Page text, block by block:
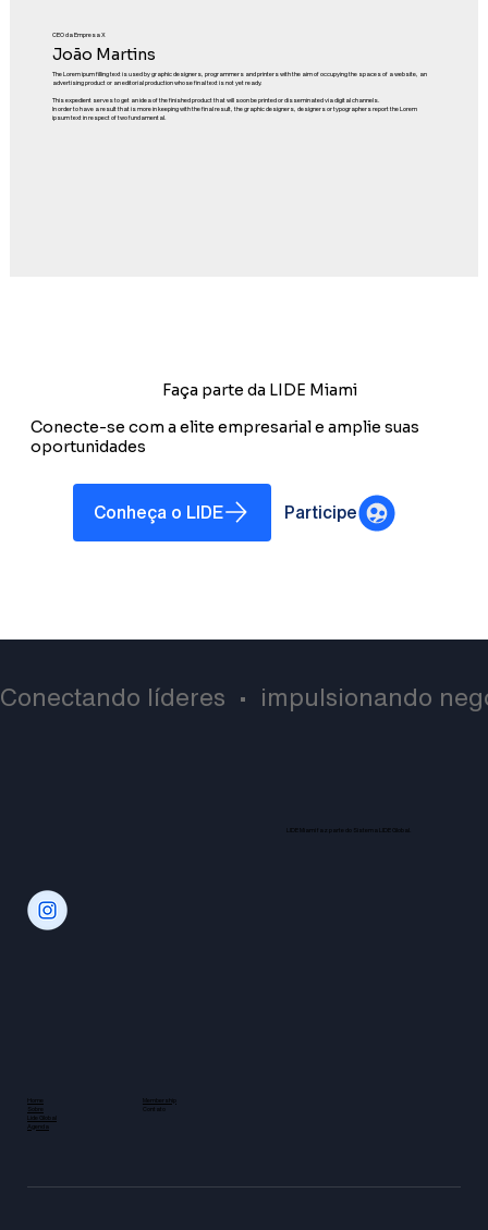
CEO da Empresa X
João Martins
The Lorem ipum filling text is used by graphic designers, programmers and printers with the aim of occupying the spaces of a website, an
advertising product or an editorial production whose final text is not yet ready.
This expedient serves to get an idea of the finished product that will soon be printed or disseminated via digital channels.
In order to have a result that is more in keeping with the final result, the graphic designers, designers or typographers report the Lorem
ipsum text in respect of two fundamental.
Faça parte da LIDE Miami
Conecte-se com a elite empresarial e amplie suas
oportunidades
Conheça o LIDE Participe
Conectando líderes  •  impulsionando
LIDE Miami faz parte do Sistema LIDE Global.
Home
Sobre
Lide Global
Agenda
Membership
Contato